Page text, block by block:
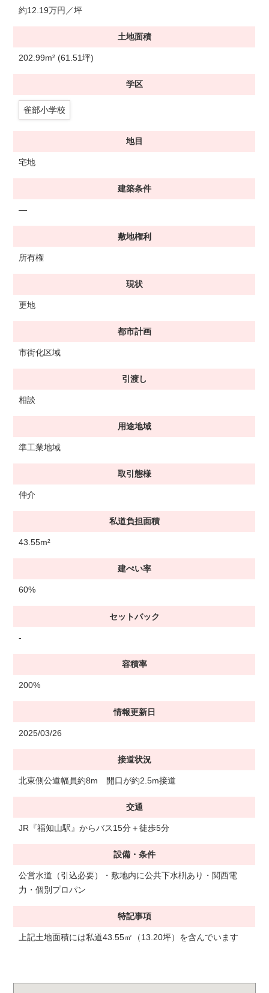
約12.19万円／坪
土地面積
202.99m² (61.51坪)
学区
雀部小学校
地目
宅地
建築条件
―
敷地権利
所有権
現状
更地
都市計画
市街化区域
引渡し
相談
用途地域
準工業地域
取引態様
仲介
私道負担面積
43.55m²
建ぺい率
60%
セットバック
-
容積率
200%
情報更新日
2025/03/26
接道状況
北東側公道幅員約8m 開口が約2.5m接道
交通
JR『福知山駅』からバス15分＋徒歩5分
設備・条件
公営水道（引込必要）・敷地内に公共下水枡あり・関西電
力・個別プロパン
特記事項
上記土地面積には私道43.55㎡（13.20坪）を含んでいます